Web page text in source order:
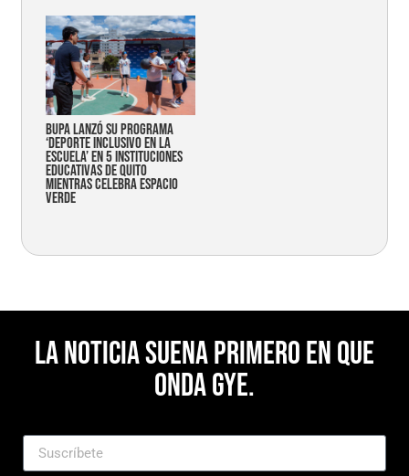
Bupa lanzó su programa
‘Deporte Inclusivo en la
Escuela’ en 5 instituciones
educativas de Quito
mientras celebra espacio
verde
La noticia suena primero en Que
Onda Gye.